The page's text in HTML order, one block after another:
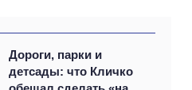
Дороги, парки и
детсады: что Кличко